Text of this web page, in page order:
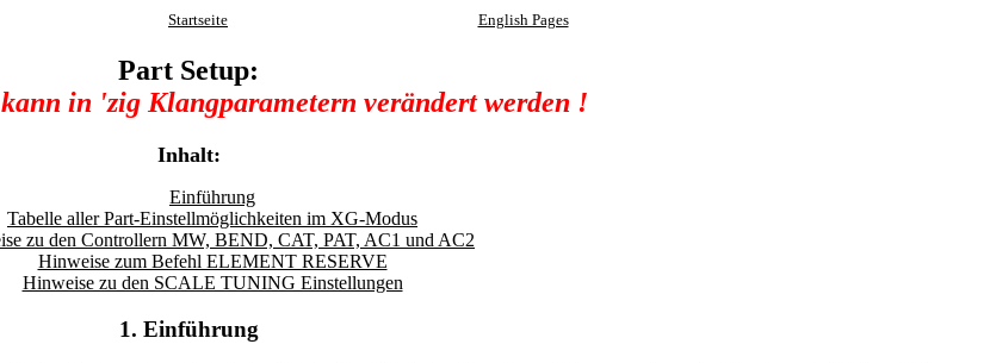
Startseite English Pages
Part Setup:
in 'zig Klangparametern verändert werden !
Inhalt:
Einführung
Tabelle aller Part-Einstellmöglichkeiten im XG-Modus
zu den Controllern MW, BEND, CAT, PAT, AC1 und AC2
Hinweise zum Befehl ELEMENT RESERVE
Hinweise zu den SCALE TUNING Einstellungen
1. Einführung